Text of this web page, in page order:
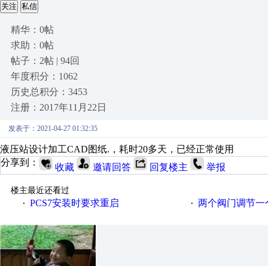
关注 私信
精华：0帖
求助：0帖
帖子：2帖 | 94回
年度积分：1062
历史总积分：3453
注册：2017年11月22日
发表于：2021-04-27 01:32:35
液压站设计加工CAD图纸.，耗时20多天，已经正常使用
分享到：
收藏 邀请回答 回复楼主 举报
楼主最近还看过
· PCS7安装时要求重启 · 两个阀门调节